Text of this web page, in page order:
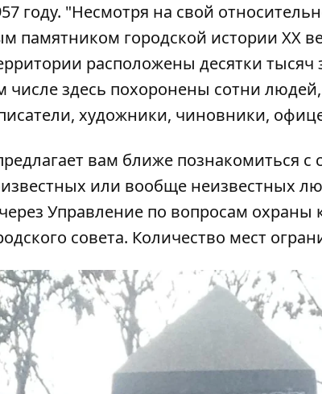
году. "Несмотря на свой
памятником городской истории ХХ
расположены десятки
числе здесь похоронены сотни
художники, чиновники,
вам ближе познакомиться с
или вообще неизвестных
через Управление по вопросам охраны
совета. Количество мест